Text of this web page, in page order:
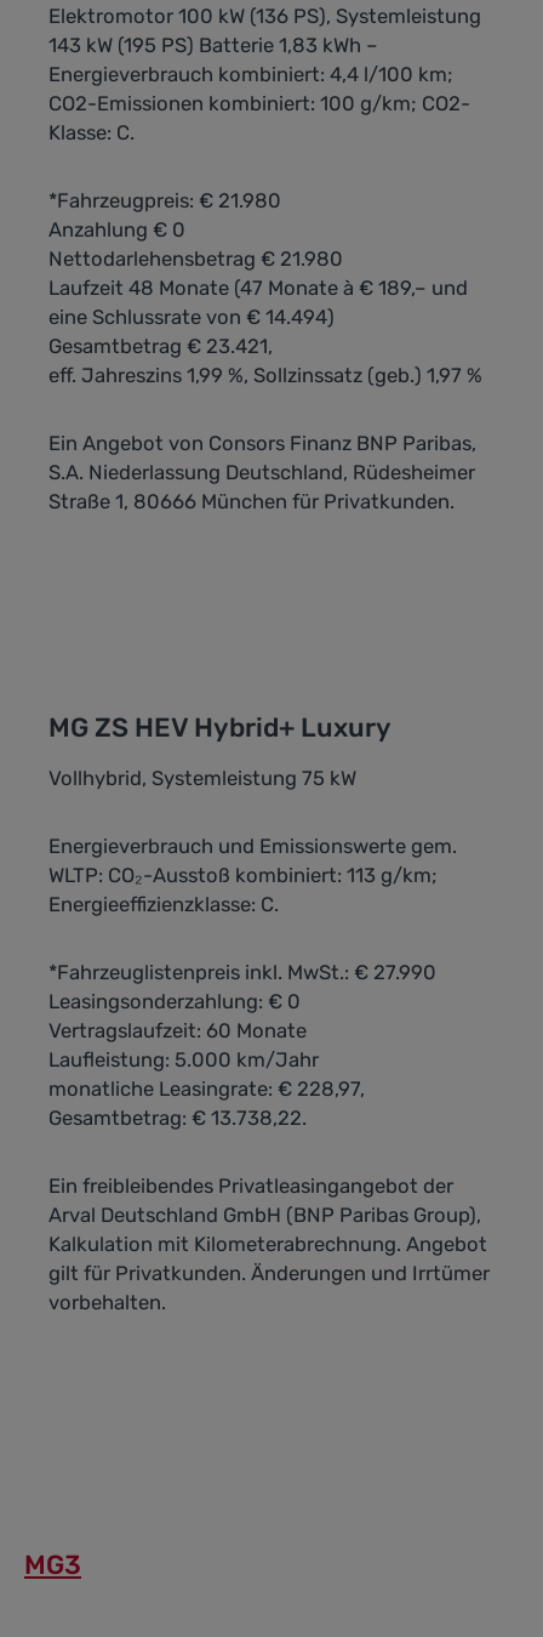
Elektromotor 100 kW (136 PS), Systemleistung
143 kW (195 PS) Batterie 1,83 kWh –
Energieverbrauch kombiniert: 4,4 l/100 km;
CO2-Emissionen kombiniert: 100 g/km; CO2-
Klasse: C.
*Fahrzeugpreis: € 21.980
Anzahlung € 0
Nettodarlehensbetrag € 21.980
Laufzeit 48 Monate (47 Monate à € 189,– und
eine Schlussrate von € 14.494)
Gesamtbetrag € 23.421,
eff. Jahreszins 1,99 %, Sollzinssatz (geb.) 1,97 %
Ein Angebot von Consors Finanz BNP Paribas,
S.A. Niederlassung Deutschland, Rüdesheimer
Straße 1, 80666 München für Privatkunden.
MG ZS HEV Hybrid+ Luxury
Vollhybrid, Systemleistung 75 kW
Energieverbrauch und Emissionswerte gem.
WLTP: CO₂-Ausstoß kombiniert: 113 g/km;
Energieeffizienzklasse: C.
*Fahrzeuglistenpreis inkl. MwSt.: € 27.990
Leasingsonderzahlung: € 0
Vertragslaufzeit: 60 Monate
Laufleistung: 5.000 km/Jahr
monatliche Leasingrate: € 228,97,
Gesamtbetrag: € 13.738,22.
Ein freibleibendes Privatleasingangebot der
Arval Deutschland GmbH (BNP Paribas Group),
Kalkulation mit Kilometerabrechnung. Angebot
gilt für Privatkunden. Änderungen und Irrtümer
vorbehalten.
MG3